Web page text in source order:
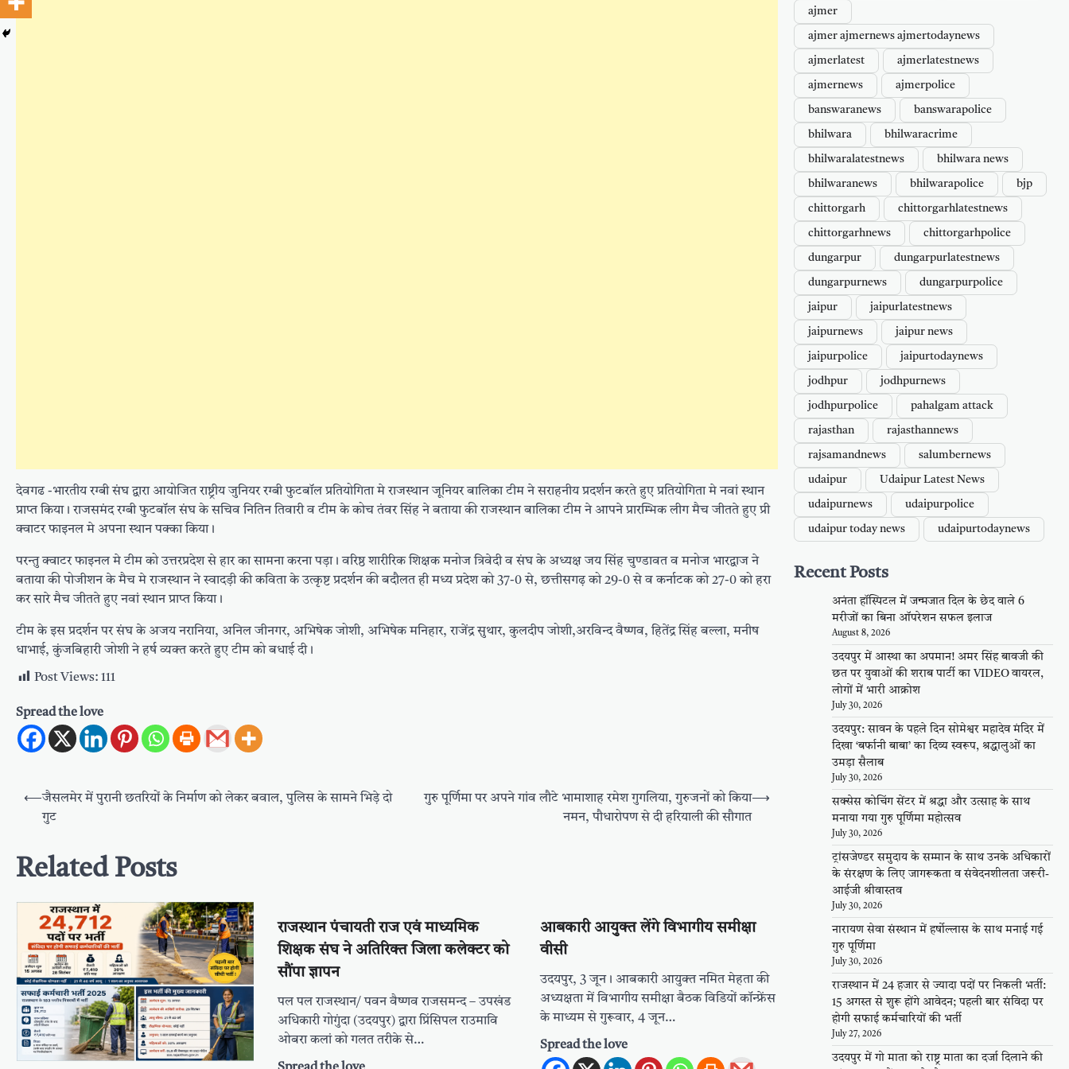
देवगढ -भारतीय रग्बी संघ द्वारा आयोजित राष्ट्रीय जुनियर रग्बी फुटबॉल प्रतियोगिता मे राजस्थान जूनियर बालिका टीम ने सराहनीय प्रदर्शन करते हुए प्रतियोगिता मे नवां स्थान
प्राप्त किया। राजसमंद रग्बी फुटबॉल संघ के सचिव नितिन तिवारी व टीम के कोच तंवर सिंह ने बताया की राजस्थान बालिका टीम ने आपने प्रारम्भिक लीग मैच जीतते हुए प्री
क्वाटर फाइनल मे अपना स्थान पक्का किया ।
परन्तु क्वाटर फाइनल मे टीम को उत्तरप्रदेश से हार का सामना करना पड़ा। वरिष्ठ शारीरिक शिक्षक मनोज त्रिवेदी व संघ के अध्यक्ष जय सिंह चुण्डावत व मनोज भारद्वाज ने
बताया की पोजीशन के मैच मे राजस्थान ने स्वादड़ी की कविता के उत्कृष्ट प्रदर्शन की बदौलत ही मध्य प्रदेश को 37-0 से, छत्तीसगढ़ को 29-0 से व कर्नाटक को 27-0 को हरा
कर सारे मैच जीतते हुए नवां स्थान प्राप्त किया।
टीम के इस प्रदर्शन पर संघ के अजय नरानिया, अनिल जीनगर, अभिषेक जोशी, अभिषेक मनिहार, राजेंद्र सुथार, कुलदीप जोशी,अरविन्द वैष्णव, हितेंद्र सिंह बल्ला, मनीष
धाभाई, कुंजबिहारी जोशी ने हर्ष व्यक्त करते हुए टीम को बधाई दी।
Post Views: 111
Spread the love
Post
navigation
⟵जैसलमेर में पुरानी छतरियों के निर्माण को लेकर बवाल, पुलिस के सामने भिड़े दो
गुट
गुरु पूर्णिमा पर अपने गांव लौटे भामाशाह रमेश गुगलिया, गुरुजनों को किया
नमन, पौधारोपण से दी हरियाली की सौगात
⟶
Related Posts
राजस्थान पंचायती राज एवं माध्यमिक
शिक्षक संघ ने अतिरिक्त जिला कलेक्टर को
सौंपा ज्ञापन
पल पल राजस्थान/ पवन वैष्णव राजसमन्द – उपखंड
अधिकारी गोगुंदा (उदयपुर) द्वारा प्रिंसिपल राउमावि
ओबरा कलां को गलत तरीके से…
आबकारी आयुक्त लेंगे विभागीय समीक्षा
वीसी
उदयपुर, 3 जून। आबकारी आयुक्त नमित मेहता की
अध्यक्षता में विभागीय समीक्षा बैठक विडियों काॅन्फ्रेंस
के माध्यम से गुरूवार, 4 जून…
Spread the love
ajmer
ajmer ajmernews ajmertodaynews
ajmerlatest ajmerlatestnews
ajmernews ajmerpolice
banswaranews banswarapolice
bhilwara bhilwaracrime
bhilwaralatestnews bhilwara news
bhilwaranews bhilwarapolice bjp
chittorgarh chittorgarhlatestnews
chittorgarhnews chittorgarhpolice
dungarpur dungarpurlatestnews
dungarpurnews dungarpurpolice
jaipur jaipurlatestnews
jaipurnews jaipur news
jaipurpolice jaipurtodaynews
jodhpur jodhpurnews
jodhpurpolice pahalgam attack
rajasthan rajasthannews
rajsamandnews salumbernews
udaipur Udaipur Latest News
udaipurnews udaipurpolice
udaipur today news udaipurtodaynews
Recent Posts
अनंता हॉस्पिटल में जन्मजात दिल के छेद वाले 6
मरीजों का बिना ऑपरेशन सफल इलाज
August 8, 2026
उदयपुर में आस्था का अपमान! अमर सिंह बावजी की
छत पर युवाओं की शराब पार्टी का VIDEO वायरल,
लोगों में भारी आक्रोश
July 30, 2026
उदयपुर: सावन के पहले दिन सोमेश्वर महादेव मंदिर में
दिखा ‘बर्फानी बाबा’ का दिव्य स्वरूप, श्रद्धालुओं का
उमड़ा सैलाब
July 30, 2026
सक्सेस कोचिंग सेंटर में श्रद्धा और उत्साह के साथ
मनाया गया गुरु पूर्णिमा महोत्सव
July 30, 2026
ट्रांसजेण्डर समुदाय के सम्मान के साथ उनके अधिकारों
के संरक्षण के लिए जागरूकता व संवेदनशीलता जरूरी-
आईजी श्रीवास्तव
July 30, 2026
नारायण सेवा संस्थान में हर्षोल्लास के साथ मनाई गई
गुरु पूर्णिमा
July 30, 2026
राजस्थान में 24 हजार से ज्यादा पदों पर निकली भर्ती:
15 अगस्त से शुरू होंगे आवेदन; पहली बार संविदा पर
होगी सफाई कर्मचारियों की भर्ती
July 27, 2026
उदयपुर में गो माता को राष्ट्र माता का दर्जा दिलाने की